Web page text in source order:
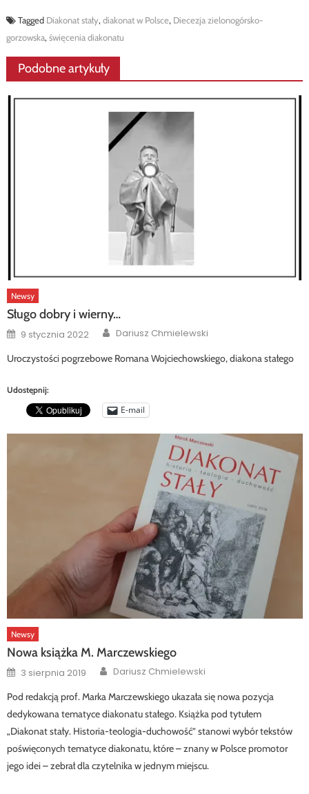
Tagged Diakonat stały, diakonat w Polsce, Diecezja zielonogórsko-
gorzowska, święcenia diakonatu
Podobne artykuły
Newsy
Sługo dobry i wierny…
Posted
on
9 stycznia 2022 Author
Dariusz Chmielewski
Uroczystości pogrzebowe Romana Wojciechowskiego, diakona stałego
Udostępnij:
E-mail
Newsy
Nowa książka M. Marczewskiego
Posted
on
3 sierpnia 2019 Author
Dariusz Chmielewski
Pod redakcją prof. Marka Marczewskiego ukazała się nowa pozycja
dedykowana tematyce diakonatu stałego. Książka pod tytułem
„Diakonat stały. Historia-teologia-duchowość” stanowi wybór tekstów
poświęconych tematyce diakonatu, które – znany w Polsce promotor
jego idei – zebrał dla czytelnika w jednym miejscu.